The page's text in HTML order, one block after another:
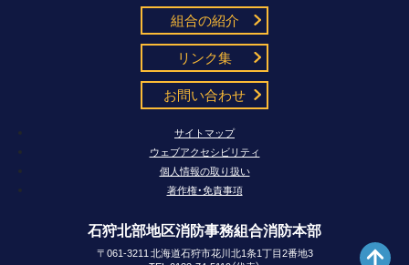
石狩北部地区消防事務組合消防本部
〒061-3211 北海道石狩市花川北1条1丁目2番地3
組合の紹介
リンク集
お問い合わせ
サイトマップ
ウェブアクセシビリティ
個人情報の取り扱い
著作権・免責事項